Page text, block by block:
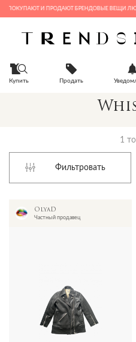
ПОКУПАЮТ И ПРОДАЮТ БРЕНДОВЫЕ ВЕЩИ
Купить Продать
1
Фильтровать
OlyaD
Частный продавец